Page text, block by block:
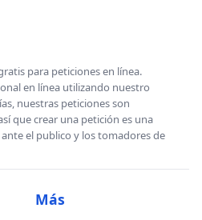
para peticiones en línea.
en línea utilizando nuestro
nuestras peticiones son
que crear una petición es una
el publico y los tomadores de
Más